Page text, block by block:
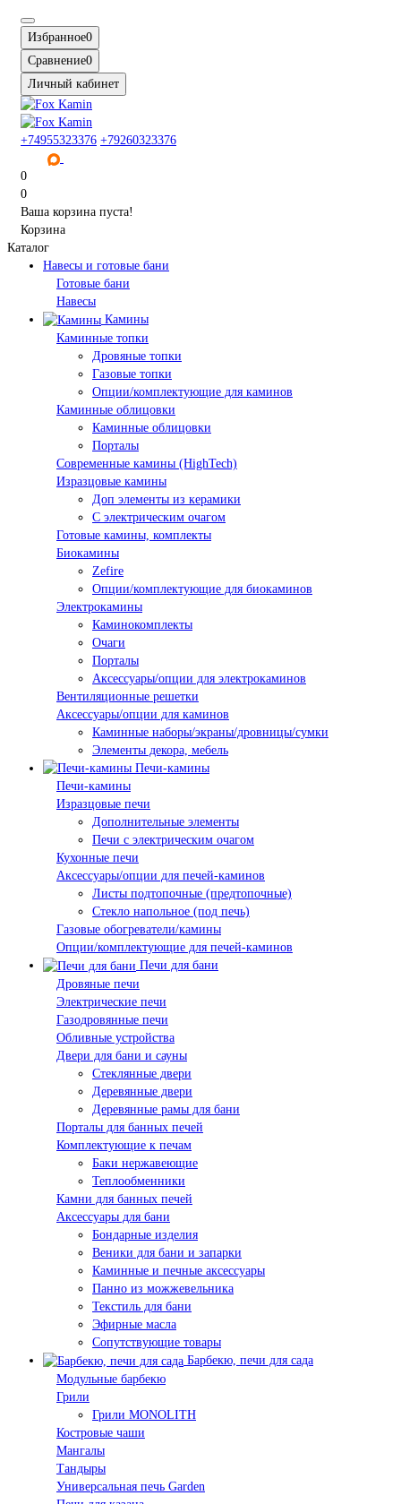
Избранное0
Сравнение0
Личный кабинет
+74955323376 +79260323376
0
0
Ваша корзина пуста!
Корзина
Каталог
Навесы и готовые бани
Готовые бани
Навесы
Камины
Каминные топки
Дровяные топки
Газовые топки
Опции/комплектующие для каминов
Каминные облицовки
Каминные облицовки
Порталы
Современные камины (HighTech)
Изразцовые камины
Доп элементы из керамики
С электрическим очагом
Готовые камины, комплекты
Биокамины
Zefire
Опции/комплектующие для биокаминов
Электрокамины
Каминокомплекты
Очаги
Порталы
Аксессуары/опции для электрокаминов
Вентиляционные решетки
Аксессуары/опции для каминов
Каминные наборы/экраны/дровницы/сумки
Элементы декора, мебель
Печи-камины
Печи-камины
Изразцовые печи
Дополнительные элементы
Печи с электрическим очагом
Кухонные печи
Аксессуары/опции для печей-каминов
Листы подтопочные (предтопочные)
Стекло напольное (под печь)
Газовые обогреватели/камины
Опции/комплектующие для печей-каминов
Печи для бани
Дровяные печи
Электрические печи
Газодровянные печи
Обливные устройства
Двери для бани и сауны
Стеклянные двери
Деревянные двери
Деревянные рамы для бани
Порталы для банных печей
Комплектующие к печам
Баки нержавеющие
Теплообменники
Камни для банных печей
Аксессуары для бани
Бондарные изделия
Веники для бани и запарки
Каминные и печные аксессуары
Панно из можжевельника
Текстиль для бани
Эфирные масла
Сопутствующие товары
Барбекю, печи для сада
Модульные барбекю
Грили
Грили MONOLITH
Костровые чаши
Мангалы
Тандыры
Универсальная печь Garden